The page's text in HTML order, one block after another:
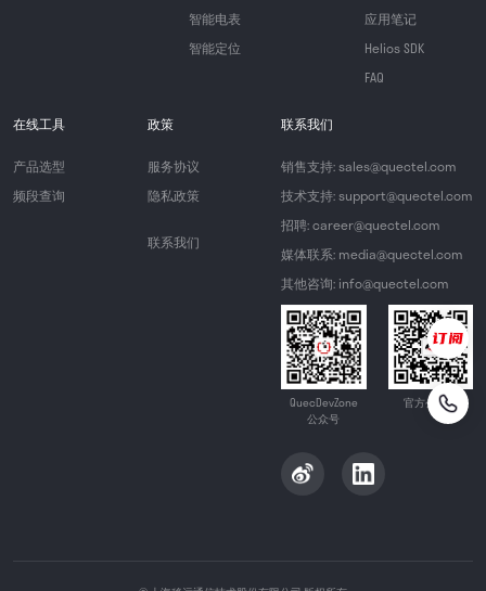
智能电表
智能定位
应用笔记
Helios SDK
FAQ
在线工具
产品选型
频段查询
政策
服务协议
隐私政策
联系我们
联系我们
销售支持: sales@quectel.com
技术支持: support@quectel.com
招聘: career@quectel.com
媒体联系: media@quectel.com
其他咨询: info@quectel.com
QuecDevZone
公众号
官方公众号